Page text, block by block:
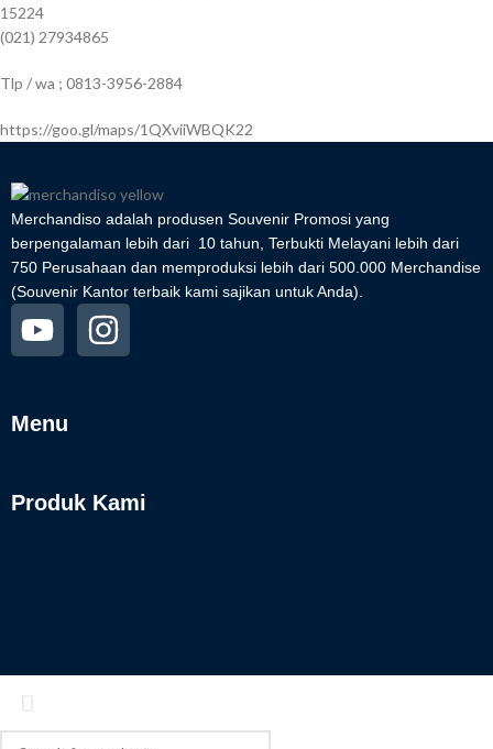
15224
(021) 27934865
Tlp / wa ; 0813-3956-2884
https://goo.gl/maps/1QXviiWBQK22
Merchandiso adalah produsen Souvenir Promosi yang
berpengalaman lebih dari 10 tahun, Terbukti Melayani lebih dari
750 Perusahaan dan memproduksi lebih dari 500.000 Merchandise
(Souvenir Kantor terbaik kami sajikan untuk Anda).
Menu
Produk Kami